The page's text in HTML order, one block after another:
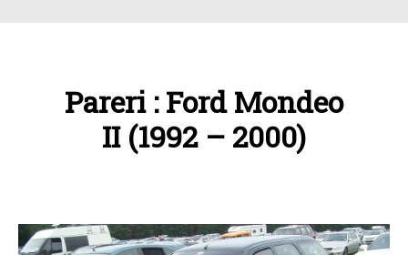
Pareri : Ford Mondeo
II (1992 – 2000)